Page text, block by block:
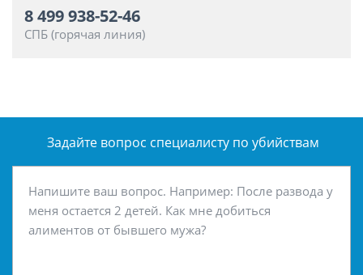
8 499 938-52-46
СПБ (горячая линия)
Задайте вопрос специалисту по убийствам